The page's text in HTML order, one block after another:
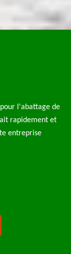
élagage pro pour
clôture de 90 m le
pas à refaire